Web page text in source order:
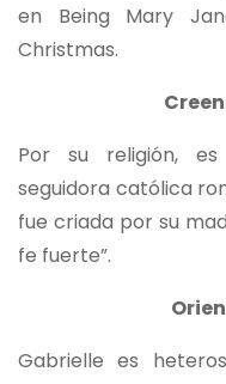
en Being Mary
Christmas.
Por su religión,
seguidora católica
fue criada por su
fe fuerte”.
Gabrielle es